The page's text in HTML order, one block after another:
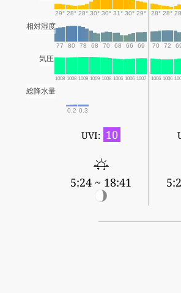
29° 28° 28° 30° 30° 31° 30° 29° 28° 28°
相対湿度
77 80 78 68 70 68 66 69 70 72
気圧
1008 1008 1009 1009 1008 1006 1006 1007 1006 1006
総降水量
0.2 0.3
UVI: 10
5:24 ~ 18:41